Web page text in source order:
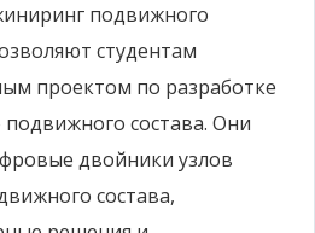
подвижного
студентам
проектом по разработке
состава. Они
двойники узлов
состава,